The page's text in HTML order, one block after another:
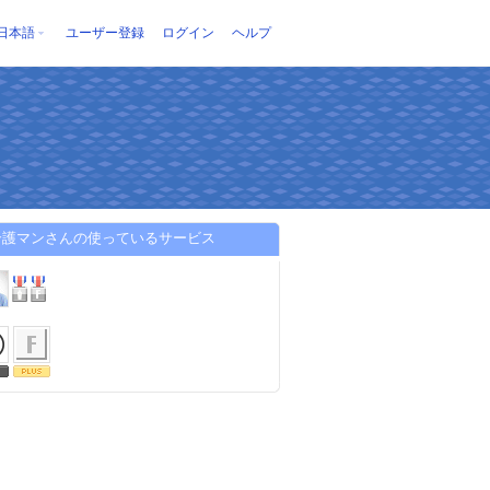
本語 ユーザー登録 ログイン ヘルプ
マンさんの使っているサービス